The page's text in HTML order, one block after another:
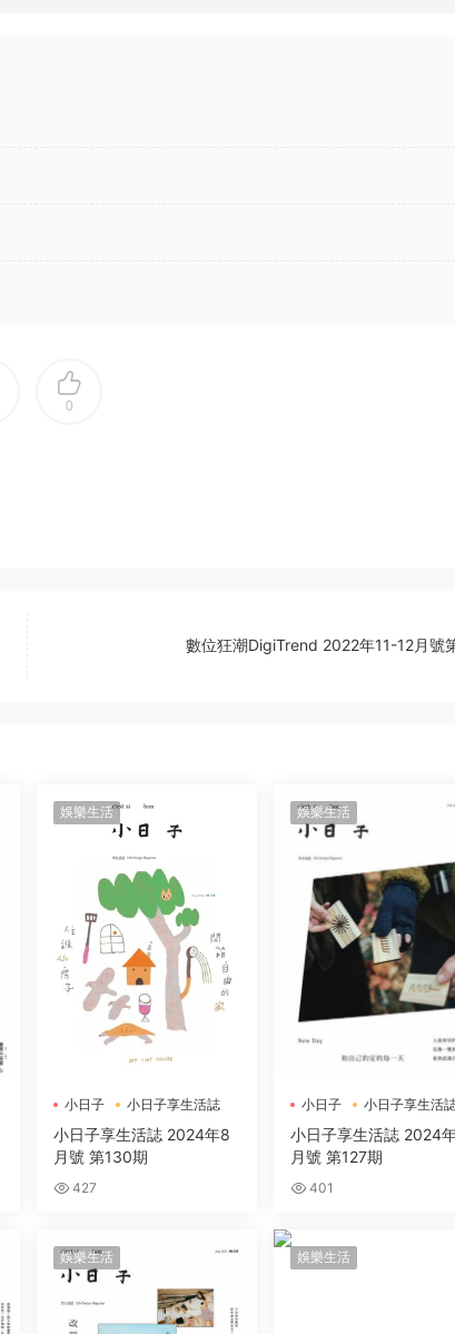
0
數位狂潮DigiTrend 2022年11-12月號
娛樂生活
小日子 小日子享生活誌
小日子享生活誌 2024年8
月號 第130期
427
娛樂生活
小日子 小日子享生活
小日子享生活誌 2024
月號 第127期
401
娛樂生活 娛樂生活